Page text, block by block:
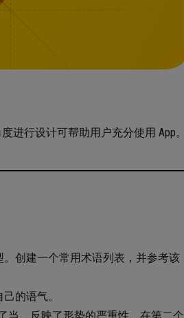
进行设计可帮助用户充分使用 App。
创建一个常用术语列表，并参考该
的语气。